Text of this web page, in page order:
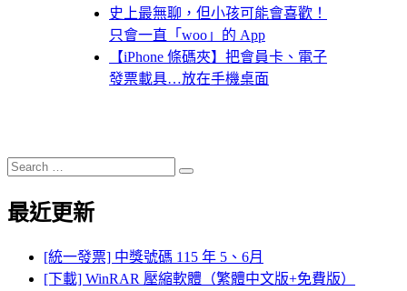
史上最無聊，但小孩可能會喜歡！
只會一直「woo」的 App
【iPhone 條碼夾】把會員卡、電子
發票載具…放在手機桌面
Search
for:
Search
最近更新
[統一發票] 中獎號碼 115 年 5、6月
[下載] WinRAR 壓縮軟體（繁體中文版+免費版）